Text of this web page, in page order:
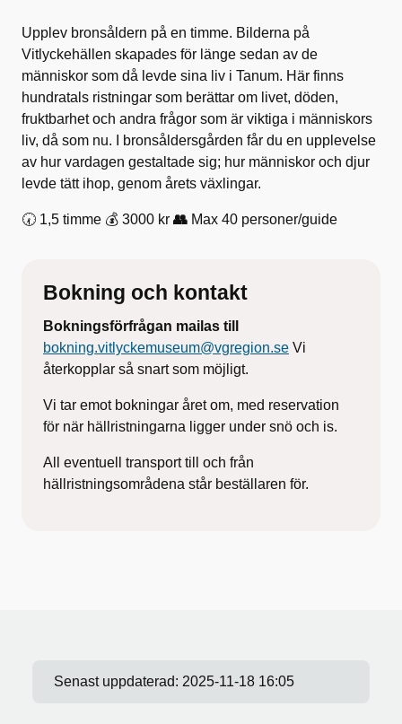
Upplev bronsåldern på en timme. Bilderna på
Vitlyckehällen skapades för länge sedan av de
människor som då levde sina liv i Tanum. Här finns
hundratals ristningar som berättar om livet, döden,
fruktbarhet och andra frågor som är viktiga i människors
liv, då som nu. I bronsåldersgården får du en upplevelse
av hur vardagen gestaltade sig; hur människor och djur
levde tätt ihop, genom årets växlingar.
🕢 1,5 timme 💰 3000 kr 👥 Max 40 personer/guide
Bokning och kontakt
Bokningsförfrågan mailas till
bokning.vitlyckemuseum@vgregion.se Vi
återkopplar så snart som möjligt.
Vi tar emot bokningar året om, med reservation
för när hällristningarna ligger under snö och is.
All eventuell transport till och från
hällristningsområdena står beställaren för.
Senast uppdaterad: 2025-11-18 16:05